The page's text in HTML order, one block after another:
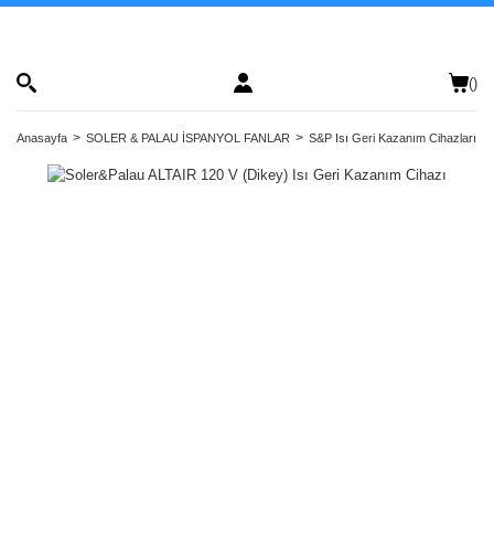
()
Anasayfa SOLER & PALAU İSPANYOL FANLAR S&P Isı Geri Kazanım Cihazları